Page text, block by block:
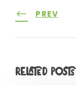
PREV
Related Posts